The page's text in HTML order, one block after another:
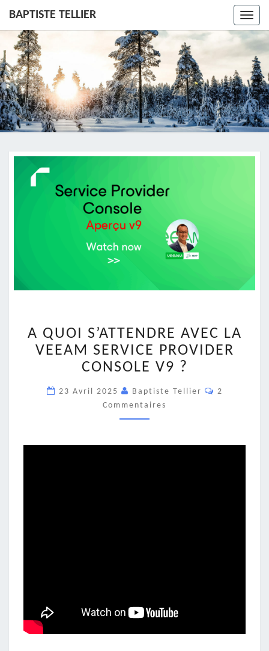
BAPTISTE TELLIER
QUOI
S’ATTENDRE
AVEC
LA
VEEAM
A QUOI S’ATTENDRE AVEC LA
VEEAM SERVICE PROVIDER
CONSOLE V9 ?
23 Avril 2025 Baptiste Tellier
2
Commentaires